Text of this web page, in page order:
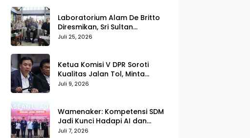
Laboratorium Alam De Britto
Diresmikan, Sri Sultan
Tegaskan Pendidikan Harus
Juli 25, 2026
Ketua Komisi V DPR Soroti
Kualitas Jalan Tol, Minta
Standar Pelayanan Diperketat
Juli 9, 2026
Wamenaker: Kompetensi SDM
Jadi Kunci Hadapi AI dan
Transformasi Dunia Kerja
Juli 7, 2026